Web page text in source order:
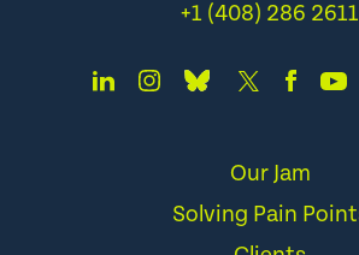
+1 (408) 286 2611
Our Jam
Solving Pain